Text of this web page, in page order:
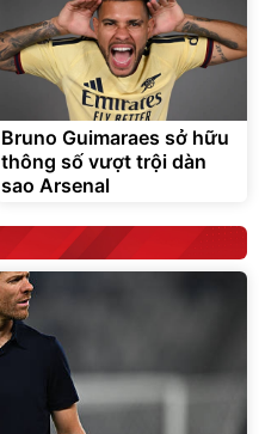
Bruno Guimaraes sở hữu
thông số vượt trội dàn
sao Arsenal